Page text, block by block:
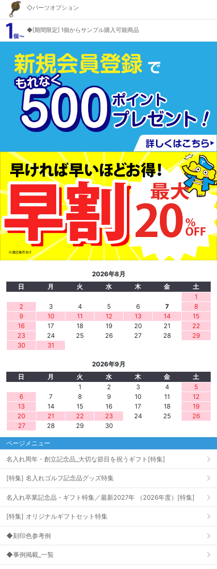
◇パーツオプション
◆[期間限定] 1個からサンプル購入可能商品
2026年8月
日
月 火 水 木 金
土
1
2
3 4 5 6 7
8
9
10 11 12 13 14
15
16
17 18 19 20 21
22
23
24 25 26 27 28
29
30
31
2026年9月
日
月 火 水 木 金
土
1
2 3 4
5
6
7 8 9 10 11
12
13
14 15 16 17 18
19
20
21 22 23 24 25
26
27
28 29 30
ページメニュー
名入れ周年・創立記念品_大切な節目を祝うギフト[特集]
[特集] 名入れゴルフ記念品グッズ特集
名入れ卒業記念品・ギフト特集／最新2027年 （2026年度）[特集]
[特集] オリジナルギフトセット特集
◆刻印色参考例
◆事例掲載_一覧